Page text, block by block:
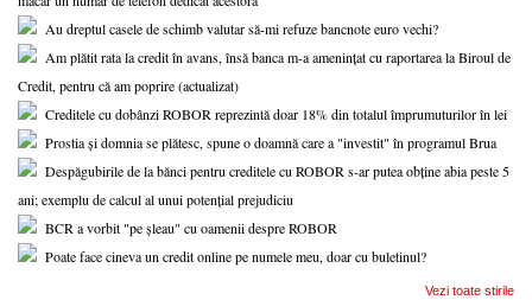
Au dreptul casele de schimb valutar să-mi refuze bancnote euro vechi?
Am plătit rata la credit în avans, însă banca m-a amenințat cu raportarea la Biroul de
Credit, pentru că am poprire (actualizat)
Creditele cu dobânzi ROBOR reprezintă doar 18% din totalul împrumuturilor în lei
Prostia și domnia se plătesc, spune o doamnă care a "investit" în programul Brua
Despăgubirile de la bănci pentru creditele cu ROBOR s-ar putea obține abia peste 5
ani; exemplu de calcul al unui potențial prejudiciu
BCR a vorbit "pe șleau" cu oamenii despre ROBOR
Poate face cineva un credit online pe numele meu, doar cu buletinul?
Vezi toate stirile